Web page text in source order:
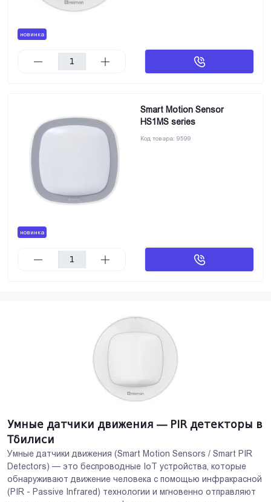
новинка
новинка
Smart Motion Sensor
HS1MS series
Код товара: 9599
Умные датчики движения — PIR детекторы в
Тбилиси
Умные датчики движения (Smart Motion Sensors / Smart PIR
Detectors) — это беспроводные IoT устройства, которые
обнаруживают движение человека с помощью инфракрасной
(PIR - Passive Infrared) технологии и мгновенно отправляют